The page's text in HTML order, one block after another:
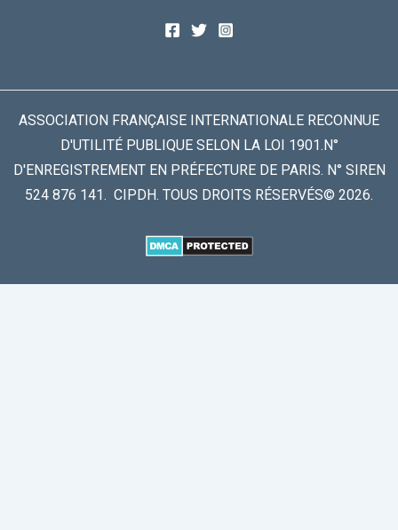
ASSOCIATION FRANÇAISE INTERNATIONALE RECONNUE
D'UTILITÉ PUBLIQUE SELON LA LOI 1901.N°
D'ENREGISTREMENT EN PRÉFECTURE DE PARIS. N° SIREN
524 876 141. CIPDH. TOUS DROITS RÉSERVÉS© 2026.